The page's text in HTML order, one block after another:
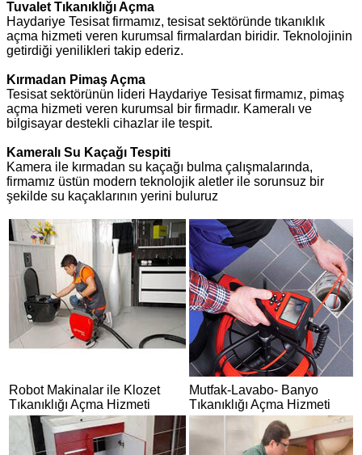
Tuvalet Tıkanıklığı Açma
Haydariye Tesisat firmamız, tesisat sektöründe tıkanıklık
açma hizmeti veren kurumsal firmalardan biridir. Teknolojinin
getirdiği yenilikleri takip ederiz.
Kırmadan Pimaş Açma
Tesisat sektörünün lideri Haydariye Tesisat firmamız, pimaş
açma hizmeti veren kurumsal bir firmadır. Kameralı ve
bilgisayar destekli cihazlar ile tespit.
Kameralı Su Kaçağı Tespiti
Kamera ile kırmadan su kaçağı bulma çalışmalarında,
firmamız üstün modern teknolojik aletler ile sorunsuz bir
şekilde su kaçaklarının yerini buluruz
Robot Makinalar ile Klozet
Tıkanıklığı Açma Hizmeti
Mutfak-Lavabo- Banyo
Tıkanıklığı Açma Hizmeti